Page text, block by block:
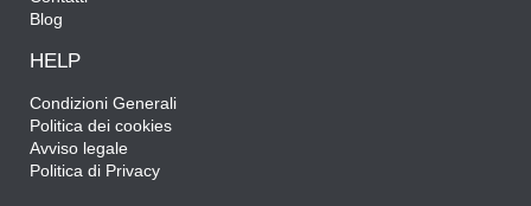
Blog
HELP
Condizioni Generali
Politica dei cookies
Avviso legale
Politica di Privacy